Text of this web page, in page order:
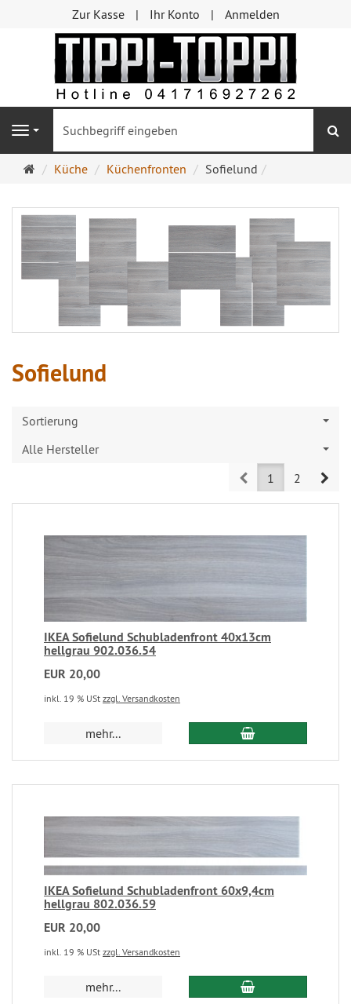
Zur Kasse Ihr Konto Anmelden
Navigation
Startseite
Küche Küchenfronten Sofielund
Sofielund
Sortierung
Alle Hersteller
Prev1 2
IKEA Sofielund Schubladenfront 40x13cm
hellgrau 902.036.54
EUR 20,00
inkl. 19 % USt zzgl. Versandkosten
mehr...
IKEA Sofielund Schubladenfront 60x9,4cm
hellgrau 802.036.59
EUR 20,00
inkl. 19 % USt zzgl. Versandkosten
mehr...